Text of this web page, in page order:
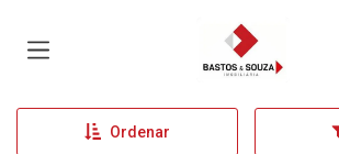
Página inicial
Ordenar